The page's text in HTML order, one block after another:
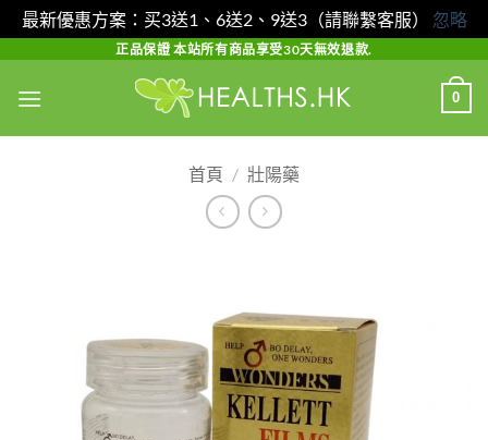
最新優惠方案：买3送1、6送2、9送3（請聯繫客服） 忽略
content
正品保證 本站所有商品享受30天無效退款.
0
首頁 / 壯陽藥